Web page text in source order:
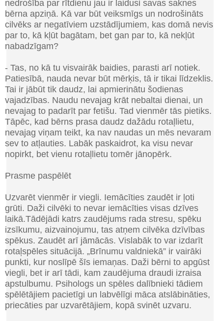
nedrošība par rītdienu jau ir laidusi savas saknes
bērna apziņā. Kā var būt veiksmīgs un nodrošināts
cilvēks ar negatīviem uzstādījumiem, kas domā nevis
par to, kā kļūt bagātam, bet gan par to, kā nekļūt
nabadzīgam?
- Tas, no kā tu visvairāk baidies, parasti arī notiek.
Patiesībā, nauda nevar būt mērķis, tā ir tikai līdzeklis.
Tai ir jābūt tik daudz, lai apmierinātu šodienas
vajadzības. Naudu nevajag krāt nebaltai dienai, un
nevajag to padarīt par fetišu. Tad vienmēr tās pietiks.
Tāpēc, kad bērns prasa daudz dažādu rotaļlietu,
nevajag viņam teikt, ka nav naudas un mēs nevaram
sev to atļauties. Labāk paskaidrot, ka visu nevar
nopirkt, bet vienu rotaļlietu tomēr jānopērk.
Prasme paspēlēt
Uzvarēt vienmēr ir viegli. Iemācīties zaudēt ir ļoti
grūti. Daži cilvēki to nevar iemācīties visas dzīves
laikā.Tādējādi katrs zaudējums rada stresu, spēku
izsīkumu, aizvainojumu, tas atņem cilvēka dzīvības
spēkus. Zaudēt arī jāmācās. Vislabāk to var izdarīt
rotaļspēles situācijā. „Brīnumu valdniekā” ir vairāki
punkti, kur noslīpē šīs iemaņas. Daži bērni to apgūst
viegli, bet ir arī tādi, kam zaudējuma draudi izraisa
apstulbumu. Psihologs un spēles dalībnieki tādiem
spēlētājiem pacietīgi un labvēlīgi māca atslābināties,
priecāties par uzvarētājiem, kopā svinēt uzvaru.